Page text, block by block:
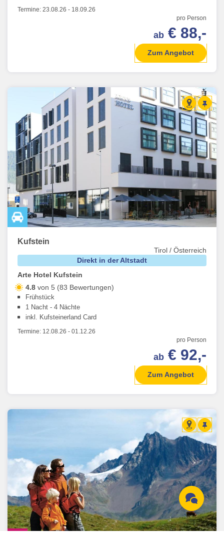
Termine: 23.08.26 - 18.09.26
pro Person
ab € 88,-
Zum Angebot
Kufstein
Tirol / Österreich
Direkt in der Altstadt
Arte Hotel Kufstein
4.8 von 5 (83 Bewertungen)
Frühstück
1 Nacht - 4 Nächte
inkl. Kufsteinerland Card
Termine: 12.08.26 - 01.12.26
pro Person
ab € 92,-
Zum Angebot